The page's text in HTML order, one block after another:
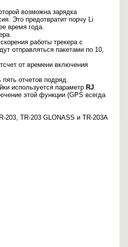
возможна зарядка
Это предотвратит порчу Li
время года.
работы трекера с
отправляться пакетами по 10,
от времени включения
отчетов подряд.
используется параметр RJ.
этой функции (GPS всегда
203, TR-203 GLONASS и TR-203A